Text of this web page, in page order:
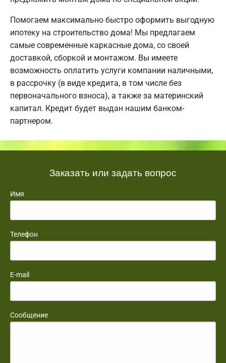
Помогаем максимально быстро оформить выгодную
ипотеку на строительство дома! Мы предлагаем
самые современные каркасные дома, со своей
доставкой, сборкой и монтажом. Вы имеете
возможность оплатить услуги компании наличными,
в рассрочку (в виде кредита, в том числе без
первоначального взноса), а также за материнский
капитал. Кредит будет выдан нашим банком-
партнером.
Заказать или задать вопрос
Имя
Телефон
E-mail
Сообщение